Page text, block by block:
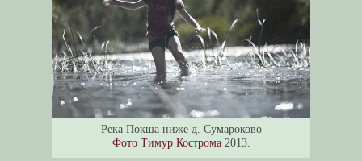
Река Покша ниже д. Сумароково
Фото Тимур Кострома2013.